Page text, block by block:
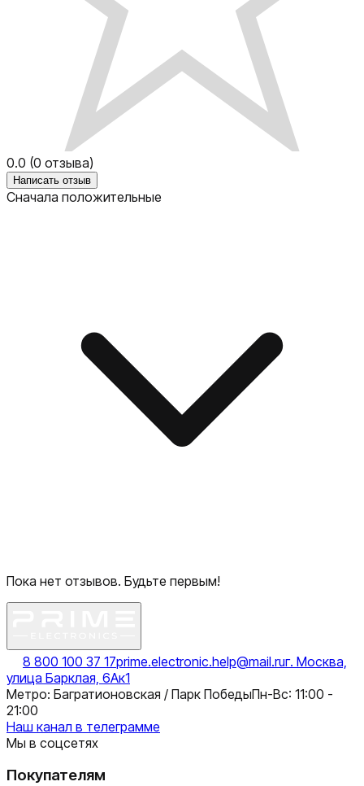
0.0 (0 отзыва)
Написать отзыв
Сначала положительные
Пока нет отзывов. Будьте первым!
8 800 100 37 17prime.electronic.help@mail.ruг. Москва,
улица Барклая, 6Ак1
Метро: Багратионовская / Парк ПобедыПн-Вс: 11:00 -
21:00
Наш канал в телеграмме
Мы в соцсетях
Покупателям